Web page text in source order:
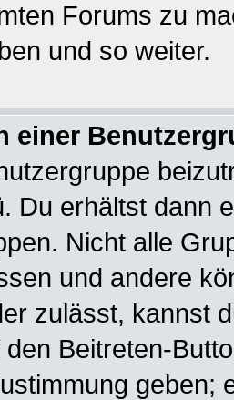
Forums zu
und so weiter.
einer
Du erhältst dann
Nicht alle
und andere
zulässt, kannst
den Beitreten-
geben;